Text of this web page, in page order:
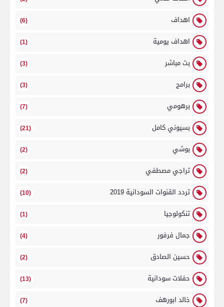
اهداف (6)
اهداف يومية (1)
بث مباشر (3)
برامج (3)
برهومي (7)
بسيوني كامل (21)
بوشي (2)
تراجي مصطفي (2)
تردد القنوات السودانية 2019 (10)
تنكولوجيا (1)
جمال فرفور (4)
حسين الصادق (2)
حفلات سودانية (13)
خالد ابورهف (7)